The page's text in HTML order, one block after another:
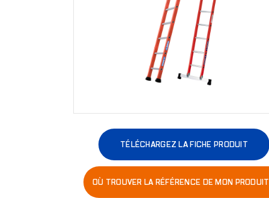
TÉLÉCHARGEZ LA FICHE PRODUIT
OÙ TROUVER LA RÉFÉRENCE DE MON